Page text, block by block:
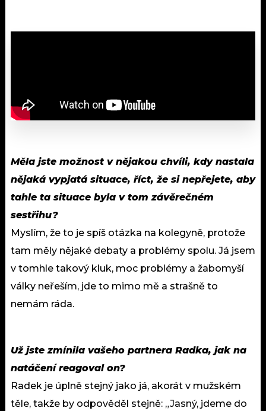
Měla jste možnost v nějakou chvíli, kdy nastala
nějaká vypjatá situace, říct, že si nepřejete, aby
tahle ta situace byla v tom závěrečném
sestřihu?
Myslím, že to je spíš otázka na kolegyně, protože
tam měly nějaké debaty a problémy spolu. Já jsem
v tomhle takový kluk, moc problémy a žabomyší
války neřeším, jde to mimo mě a strašně to
nemám ráda.
Už jste zmínila vašeho partnera Radka, jak na
natáčení reagoval on?
Radek je úplně stejný jako já, akorát v mužském
těle, takže by odpověděl stejně: „Jasný, jdeme do